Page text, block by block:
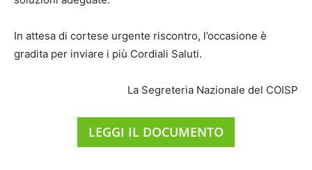
In attesa di cortese urgente riscontro, l’occasione è
gradita per inviare i più Cordiali Saluti.
La Segreteria Nazionale del COISP
LEGGI IL DOCUMENTO